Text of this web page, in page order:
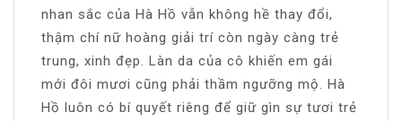
nhan sắc của Hà Hồ vẫn không hề thay đổi,
thậm chí nữ hoàng giải trí còn ngày càng trẻ
trung, xinh đẹp. Làn da của cô khiến em gái
mới đôi mươi cũng phải thầm ngưỡng mộ. Hà
Hồ luôn có bí quyết riêng để giữ gìn sự tươi trẻ